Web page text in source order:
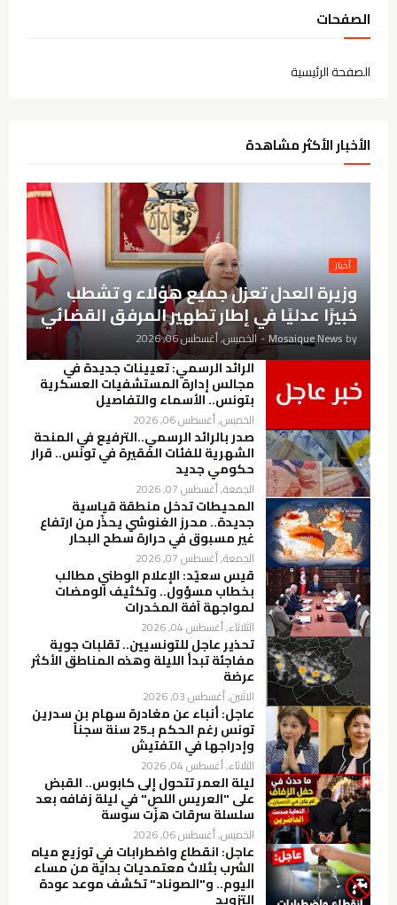
الصفحات
الصفحة الرئيسية
الأخبار الأكثر مشاهدة
أخبار
وزيرة العدل تعزل جميع هؤلاء و تشطب
خبيرًا عدليًا في إطار تطهير المرفق القضائي
by
Mosaique News
- الخميس, أغسطس 06, 2026
الرائد الرسمي: تعيينات جديدة في
مجالس إدارة المستشفيات العسكرية
بتونس.. الأسماء والتفاصيل
الخميس, أغسطس 06, 2026
صدر بالرائد الرسمي..الترفيع في المنحة
الشهرية للفئات الفقيرة في تونس.. قرار
حكومي جديد
الجمعة, أغسطس 07, 2026
المحيطات تدخل منطقة قياسية
جديدة.. محرز الغنوشي يحذّر من ارتفاع
غير مسبوق في حرارة سطح البحار
الجمعة, أغسطس 07, 2026
قيس سعيّد: الإعلام الوطني مطالب
بخطاب مسؤول.. وتكثيف الومضات
لمواجهة آفة المخدرات
الثلاثاء, أغسطس 04, 2026
تحذير عاجل للتونسيين.. تقلبات جوية
مفاجئة تبدأ الليلة وهذه المناطق الأكثر
عرضة
الاثنين, أغسطس 03, 2026
عاجل: أنباء عن مغادرة سهام بن سدرين
تونس رغم الحكم بـ25 سنة سجناً
وإدراجها في التفتيش
الثلاثاء, أغسطس 04, 2026
ليلة العمر تتحول إلى كابوس.. القبض
على "العريس اللص" في ليلة زفافه بعد
سلسلة سرقات هزّت سوسة
الخميس, أغسطس 06, 2026
عاجل: انقطاع واضطرابات في توزيع مياه
الشرب بثلاث معتمديات بداية من مساء
اليوم.. و"الصوناد" تكشف موعد عودة
التزويد